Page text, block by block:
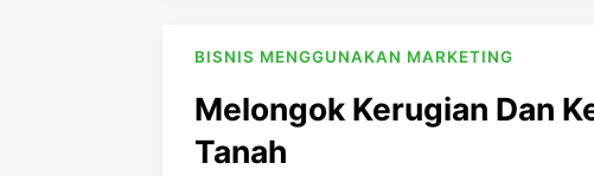
BISNIS MENGGUNAKAN MARKETING
Melongok Kerugian Dan
Tanah